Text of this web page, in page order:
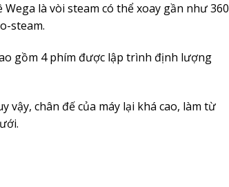
là vòi steam có thể xoay gần như 360
steam.
gồm 4 phím được lập trình định lượng
vậy, chân đế của máy lại khá cao, làm từ